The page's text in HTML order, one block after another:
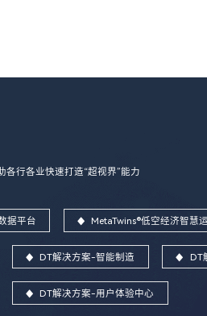
行各业快速打造“超视界”能力
据平台 MetaTwins®低空经济智慧
DT解决方案-智能制造 DT
DT解决方案-用户体验中心